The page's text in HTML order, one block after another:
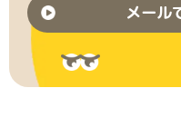
メール